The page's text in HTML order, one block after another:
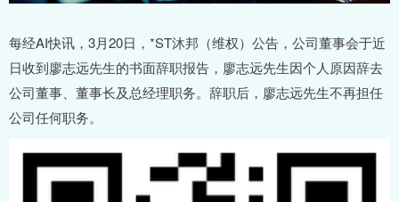
每经AI快讯，3月20日，*ST沐邦（维权）公告，公司董事会于近
日收到廖志远先生的书面辞职报告，廖志远先生因个人原因辞去
公司董事、董事长及总经理职务。辞职后，廖志远先生不再担任
公司任何职务。